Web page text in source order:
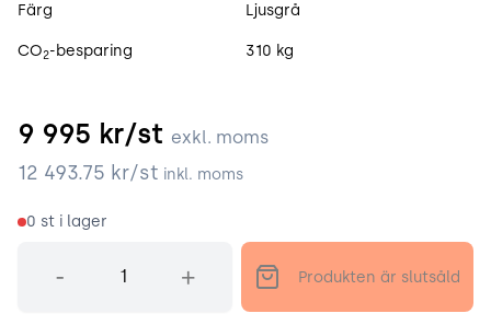
Färg Ljusgrå
CO2-besparing 310 kg
9 995 kr/st exkl. moms
12 493.75 kr/st inkl. moms
0 st i lager
- + Produkten är slutsåld